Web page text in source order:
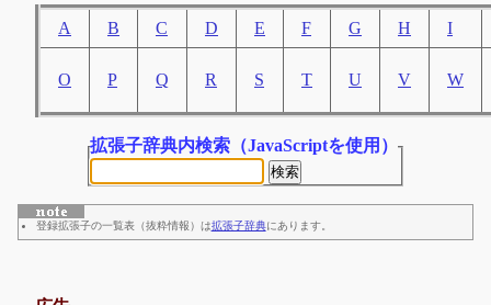
A B C D E F G H I
O P Q R S T U V W
拡張子辞典内検索 （JavaScriptを使用）
登録拡張子の一覧表（抜粋情報）は拡張子辞典にあります。